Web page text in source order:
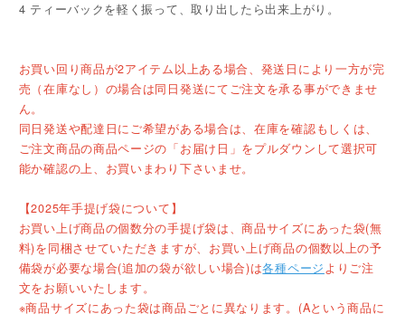
4 ティーバックを軽く振って、取り出したら出来上がり。
お買い回り商品が2アイテム以上ある場合、発送日により一方が完
売（在庫なし）の場合は同日発送にてご注文を承る事ができませ
ん。
同日発送や配達日にご希望がある場合は、在庫を確認もしくは、
ご注文商品の商品ページの「お届け日」をプルダウンして選択可
能か確認の上、お買いまわり下さいませ。
【2025年手提げ袋について】
お買い上げ商品の個数分の手提げ袋は、商品サイズにあった袋(無
料)を同梱させていただきますが、お買い上げ商品の個数以上の予
備袋が必要な場合(追加の袋が欲しい場合)は各種ページよりご注
文をお願いいたします。
※商品サイズにあった袋は商品ごとに異なります。(Aという商品に